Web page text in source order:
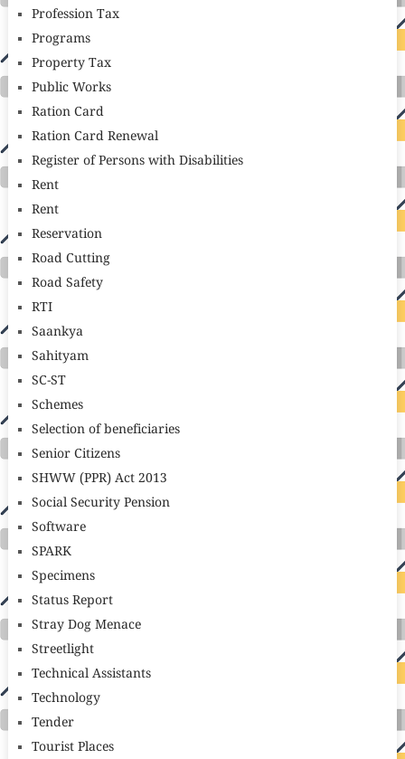
Profession Tax
Programs
Property Tax
Public Works
Ration Card
Ration Card Renewal
Register of Persons with Disabilities
Rent
Rent
Reservation
Road Cutting
Road Safety
RTI
Saankya
Sahityam
SC-ST
Schemes
Selection of beneficiaries
Senior Citizens
SHWW (PPR) Act 2013
Social Security Pension
Software
SPARK
Specimens
Status Report
Stray Dog Menace
Streetlight
Technical Assistants
Technology
Tender
Tourist Places